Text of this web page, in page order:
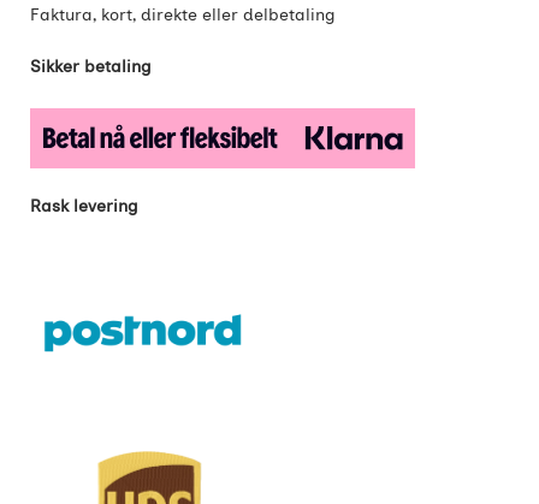
Faktura, kort, direkte eller delbetaling
Sikker betaling
Rask levering